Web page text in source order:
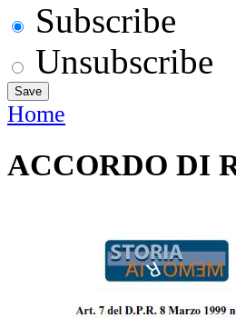
Subscribe
Unsubscribe
Home
ACCORDO DI